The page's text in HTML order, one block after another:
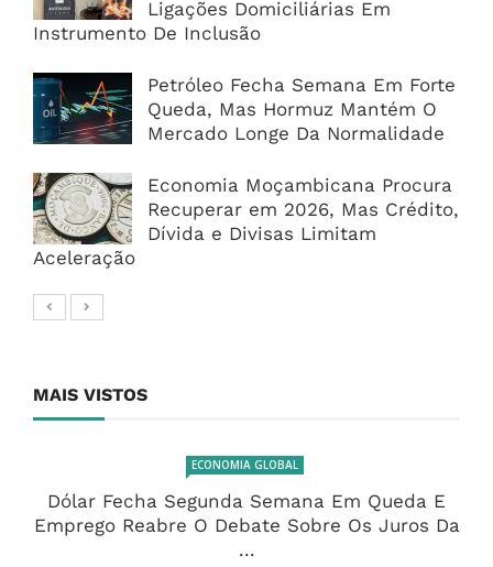
Ligações Domiciliárias Em
Instrumento De Inclusão
Petróleo Fecha Semana Em Forte
Queda, Mas Hormuz Mantém O
Mercado Longe Da Normalidade
Economia Moçambicana Procura
Recuperar em 2026, Mas Crédito,
Dívida e Divisas Limitam
Aceleração
MAIS VISTOS
ECONOMIA GLOBAL
Dólar Fecha Segunda Semana Em Queda E
Emprego Reabre O Debate Sobre Os Juros Da
...